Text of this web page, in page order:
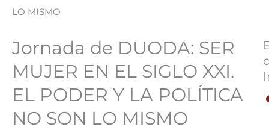
LO MISMO
Jornada de DUODA: SER
MUJER EN EL SIGLO XXI.
EL PODER Y LA POLÍTICA
NO SON LO MISMO